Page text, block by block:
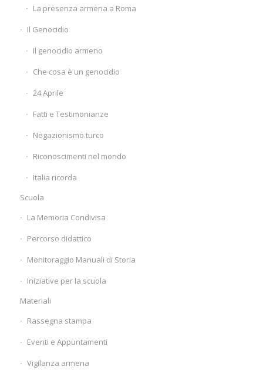
La presenza armena a Roma
Il Genocidio
Il genocidio armeno
Che cosa è un genocidio
24 Aprile
Fatti e Testimonianze
Negazionismo turco
Riconoscimenti nel mondo
Italia ricorda
Scuola
La Memoria Condivisa
Percorso didattico
Monitoraggio Manuali di Storia
Iniziative per la scuola
Materiali
Rassegna stampa
Eventi e Appuntamenti
Vigilanza armena